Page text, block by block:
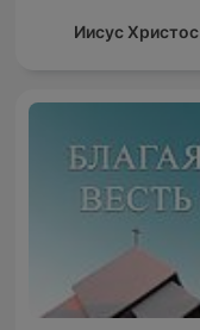
Иисус Христос